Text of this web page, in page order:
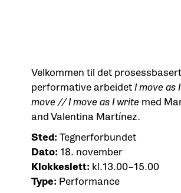
Velkommen til det
performative arbeidetI move as
move // I move as I write med
and Valentina Martínez.
Sted:Tegnerforbundet
Dato:18. november
Klokkeslett: kl.13.00–15.00
Type: Performance